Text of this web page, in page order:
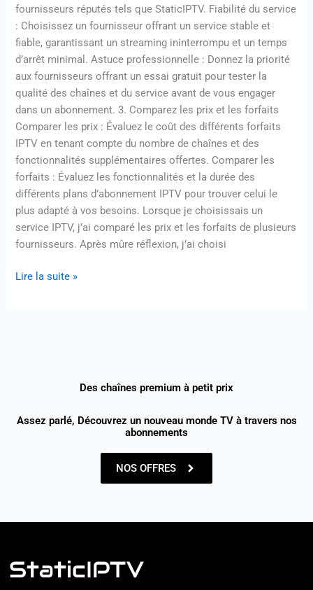
fournisseurs réputés tels que StaticIPTV. Fiabilité du service
: Choisissez un fournisseur offrant un service stable et
fiable, garantissant un streaming ininterrompu et un temps
d’arrêt minimal. Astuce professionnelle : Donnez la priorité
aux fournisseurs offrant un essai gratuit pour tester la
qualité des chaînes et du service avant de vous engager
dans un abonnement. 3. Comparez les prix et les forfaits
Comparer les prix : Évaluez le coût des différents forfaits
IPTV en tenant compte du nombre de chaînes et des
fonctionnalités supplémentaires offertes. Comparer les
forfaits : Évaluez les fonctionnalités et la durée des
différents plans d’abonnement IPTV pour trouver celui le
plus adapté à vos besoins. Lorsque je choisissais un
service IPTV, j’ai comparé les prix et les forfaits de plusieurs
fournisseurs. Après mûre réflexion, j’ai choisi
Lire la suite »
Des chaînes premium à petit prix
Assez parlé, Découvrez un nouveau monde TV à travers nos
abonnements
NOS OFFRES